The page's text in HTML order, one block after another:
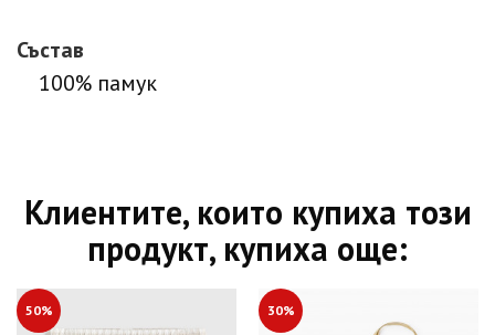
Състав
100% памук
Клиентите, които купиха този
продукт, купиха още:
50% 30%